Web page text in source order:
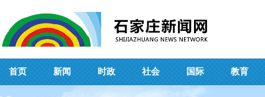
首页 新闻 时政 社会 国际 教育